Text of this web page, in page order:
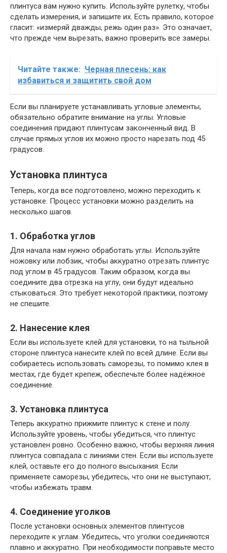
плинтуса вам нужно купить. Используйте рулетку, чтобы
сделать измерения, и запишите их. Есть правило, которое
гласит: «измеряй дважды, режь один раз». Это означает,
что прежде чем вырезать, важно проверить все замеры.
Читайте также: Черная плесень: как
избавиться и защитить свой дом
Если вы планируете устанавливать угловые элементы,
обязательно обратите внимание на углы. Угловые
соединения придают плинтусам законченный вид. В
случае прямых углов их можно просто нарезать под 45
градусов.
Установка плинтуса
Теперь, когда все подготовлено, можно переходить к
установке. Процесс установки можно разделить на
несколько шагов.
1. Обработка углов
Для начала нам нужно обработать углы. Используйте
ножовку или лобзик, чтобы аккуратно отрезать плинтус
под углом в 45 градусов. Таким образом, когда вы
соедините два отрезка на углу, они будут идеально
стыковаться. Это требует некоторой практики, поэтому
не спешите.
2. Нанесение клея
Если вы используете клей для установки, то на тыльной
стороне плинтуса нанесите клей по всей длине. Если вы
собираетесь использовать саморезы, то помимо клея в
местах, где будет крепеж, обеспечьте более надёжное
соединение.
3. Установка плинтуса
Теперь аккуратно прижмите плинтус к стене и полу.
Используйте уровень, чтобы убедиться, что плинтус
установлен ровно. Особенно важно, чтобы верхняя линия
плинтуса совпадала с линиями стен. Если вы используете
клей, оставьте его до полного высыхания. Если
применяете саморезы, убедитесь, что они не выступают,
чтобы избежать травм.
4. Соединение уголков
После установки основных элементов плинтусов
переходите к углам. Убедитесь, что уголки соединяются
плавно и аккуратно. При необходимости поправьте место